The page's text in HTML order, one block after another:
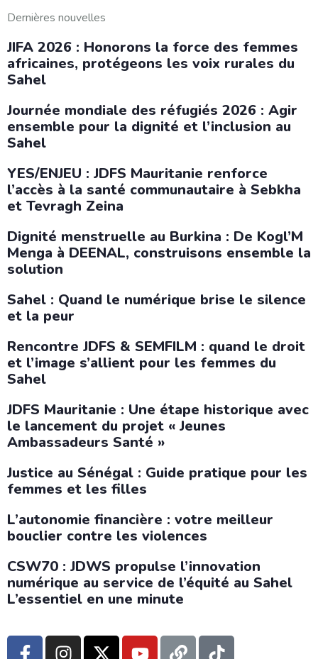
Dernières nouvelles
JIFA 2026 : Honorons la force des femmes
africaines, protégeons les voix rurales du
Sahel
Journée mondiale des réfugiés 2026 : Agir
ensemble pour la dignité et l’inclusion au
Sahel
YES/ENJEU : JDFS Mauritanie renforce
l’accès à la santé communautaire à Sebkha
et Tevragh Zeina
Dignité menstruelle au Burkina : De Kogl’M
Menga à DEENAL, construisons ensemble la
solution
Sahel : Quand le numérique brise le silence
et la peur
Rencontre JDFS & SEMFILM : quand le droit
et l’image s’allient pour les femmes du
Sahel
JDFS Mauritanie : Une étape historique avec
le lancement du projet « Jeunes
Ambassadeurs Santé »
Justice au Sénégal : Guide pratique pour les
femmes et les filles
L’autonomie financière : votre meilleur
bouclier contre les violences
CSW70 : JDWS propulse l’innovation
numérique au service de l’équité au Sahel
L’essentiel en une minute